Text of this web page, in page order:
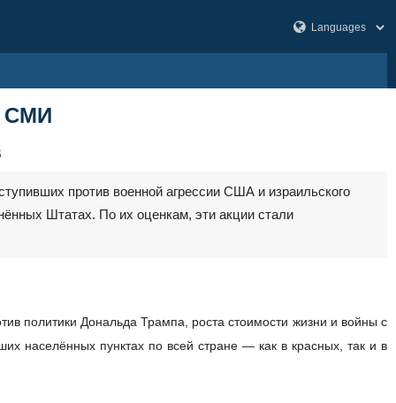
СМИ
против военной агрессии США и израильского
Штатах. По их оценкам, эти акции стали
политики Дональда Трампа, роста стоимости жизни и войны с
населённых пунктах по всей стране — как в красных, так и в